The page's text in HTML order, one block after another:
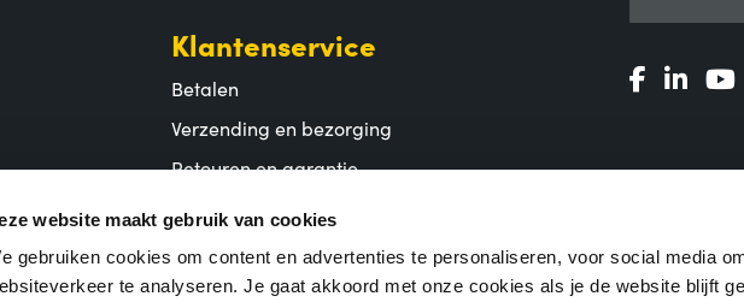
website maakt gebruik van cookies
gebruiken cookies om content en advertenties te personaliseren, voor social media
te analyseren. Je gaat akkoord met onze cookies als je de website blijft
Klantenservice
Betalen
Verzending en bezorging
Retouren en garantie
Veelgestelde vragen